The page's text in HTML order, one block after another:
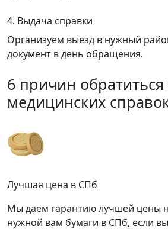
4. Выдача справки
Организуем выезд в нужный
документ в день обращения.
6 причин
медицинских
Лучшая цена в СПб
Мы даем гарантию лучшей цены
нужной вам бумаги в СПб, если